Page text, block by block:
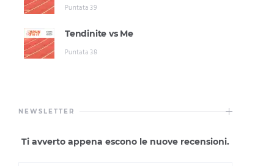
Puntata 39
Tendinite vs Me
Puntata 38
NEWSLETTER
Ti avverto appena escono le nuove recensioni.